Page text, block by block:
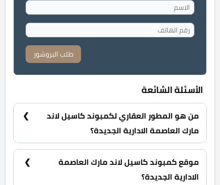
طلب البروشور
الأسئلة الشائعة
من هو المطور العقاري لكمبوند كاسيل لاند
مارك العاصمة الادارية الجديدة؟
شركة كريد للتطوير العقاري Cred Developments.
موقع كمبوند كاسيل لاند مارك العاصمة
الادارية الجديدة؟